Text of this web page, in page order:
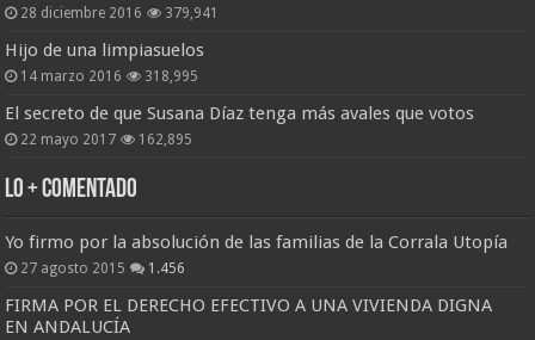
28 diciembre 2016 379,941
Hijo de una limpiasuelos
14 marzo 2016 318,995
El secreto de que Susana Díaz tenga más avales que votos
22 mayo 2017 162,895
Lo + Comentado
Yo firmo por la absolución de las familias de la Corrala Utopía
27 agosto 2015 1.456
FIRMA POR EL DERECHO EFECTIVO A UNA VIVIENDA DIGNA
EN ANDALUCÍA